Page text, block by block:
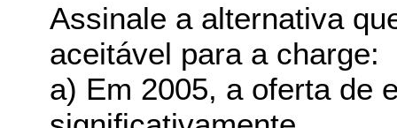
Assinale a alternativa
aceitável para a charge:
a) Em 2005, a oferta de